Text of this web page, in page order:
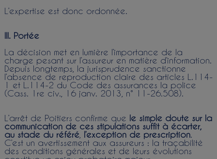
L’expertise est donc ordonnée.
III. Portée
La décision met en lumière l’importance de la
charge pesant sur l’assureur en matière d’information.
Depuis longtemps, la jurisprudence sanctionne
l’absence de reproduction claire des articles L.114-
1 et L.114-2 du Code des assurances la police
(Cass. 1re civ., 16 janv. 2013, n° 11-26.508).
L’arrêt de Poitiers confirme que le simple doute sur la
communication de ces stipulations suffit à écarter,
au stade du référé, l’exception de prescription.
C’est un avertissement aux assureurs : la traçabilité
des conditions générales et de leurs évolutions